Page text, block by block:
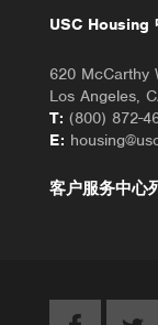
USC Housing
620 McCarthy
Los Angeles,
T: (800) 872-
E:
客户服务中心